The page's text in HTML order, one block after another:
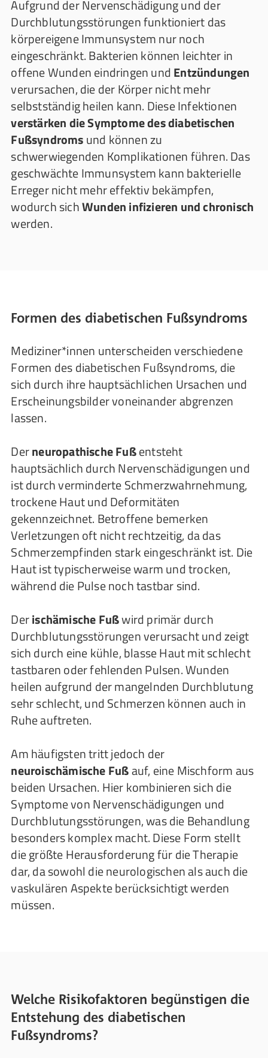
Aufgrund der Nervenschädigung und der
Durchblutungsstörungen funktioniert das
körpereigene Immunsystem nur noch
eingeschränkt. Bakterien können leichter in
offene Wunden eindringen undEntzündungen
verursachen, die der Körper nicht mehr
selbstständig heilen kann. Diese Infektionen
verstärken die Symptome des diabetischen
Fußsyndromsund können zu
schwerwiegenden Komplikationen führen. Das
geschwächte Immunsystem kann bakterielle
Erreger nicht mehr effektiv bekämpfen,
wodurch sichWunden infizieren und chronisch
werden.
Formen des diabetischen Fußsyndroms
Mediziner*innen unterscheiden verschiedene
Formen des diabetischen Fußsyndroms, die
sich durch ihre hauptsächlichen Ursachen und
Erscheinungsbilder voneinander abgrenzen
lassen.
Derneuropathische Fußentsteht
hauptsächlich durch Nervenschädigungen und
ist durch verminderte Schmerzwahrnehmung,
trockene Haut und Deformitäten
gekennzeichnet. Betroffene bemerken
Verletzungen oft nicht rechtzeitig, da das
Schmerzempfinden stark eingeschränkt ist. Die
Haut ist typischerweise warm und trocken,
während die Pulse noch tastbar sind.
Derischämische Fußwird primär durch
Durchblutungsstörungen verursacht und zeigt
sich durch eine kühle, blasse Haut mit schlecht
tastbaren oder fehlenden Pulsen. Wunden
heilen aufgrund der mangelnden Durchblutung
sehr schlecht, und Schmerzen können auch in
Ruhe auftreten.
Am häufigsten tritt jedoch der
neuroischämische Fußauf, eine Mischform aus
beiden Ursachen. Hier kombinieren sich die
Symptome von Nervenschädigungen und
Durchblutungsstörungen, was die Behandlung
besonders komplex macht. Diese Form stellt
die größte Herausforderung für die Therapie
dar, da sowohl die neurologischen als auch die
vaskulären Aspekte berücksichtigt werden
müssen.
Welche Risikofaktoren begünstigen die
Entstehung des diabetischen
Fußsyndroms?